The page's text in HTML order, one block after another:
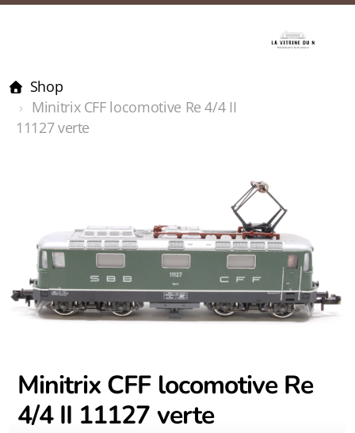
Shop
Minitrix CFF locomotive Re 4/4 II
11127 verte
Minitrix CFF locomotive Re
4/4 II 11127 verte